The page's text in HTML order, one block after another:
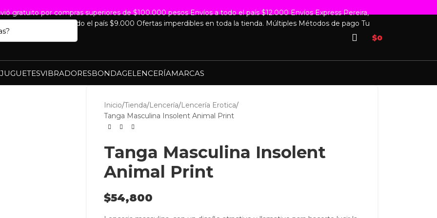
gratuito por compras superiores de $100.000 pesosEnvíos a todo el país $12.000Envíos Express Pereira,
WhatsAppEnvíos a todo el país $9.000 Ofertas imperdibles en toda la tienda. Múltiples Métodos de pago Tu
$0
JUGUETESVIBRADORESBONDAGELENCERÍAMARCAS
Inicio Tienda Lencería Lencería Erotica
Tanga Masculina Insolent Animal Print
Tanga Masculina Insolent
Animal Print
$54,800